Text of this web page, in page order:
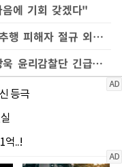
에 기회 갖겠다"
강미정 조국혁신당 대변인 "당이 성추행 피해자 절규 외면…조국은 침묵"(종합)
정청래, '성비위 2차 가해 논란' 최강욱 윤리감찰단 긴급조사 지시